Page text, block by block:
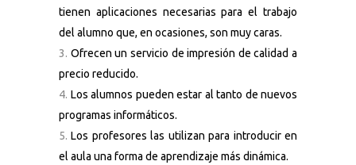
tienen aplicaciones necesarias para el trabajo
del alumno que, en ocasiones, son muy caras.
Ofrecen un servicio de impresión de calidad a
precio reducido.
Los alumnos pueden estar al tanto de nuevos
programas informáticos.
Los profesores las utilizan para introducir en
el aula una forma de aprendizaje más dinámica.